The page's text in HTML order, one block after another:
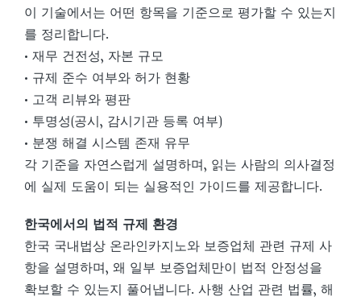
이 기술에서는 어떤 항목을 기준으로 평가할 수 있는지
를 정리합니다.
• 재무 건전성, 자본 규모
• 규제 준수 여부와 허가 현황
• 고객 리뷰와 평판
• 투명성(공시, 감시기관 등록 여부)
• 분쟁 해결 시스템 존재 유무
각 기준을 자연스럽게 설명하며, 읽는 사람의 의사결정
에 실제 도움이 되는 실용적인 가이드를 제공합니다.
한국에서의 법적 규제 환경
한국 국내법상 온라인카지노와 보증업체 관련 규제 사
항을 설명하며, 왜 일부 보증업체만이 법적 안정성을
확보할 수 있는지 풀어냅니다. 사행 산업 관련 법률, 해